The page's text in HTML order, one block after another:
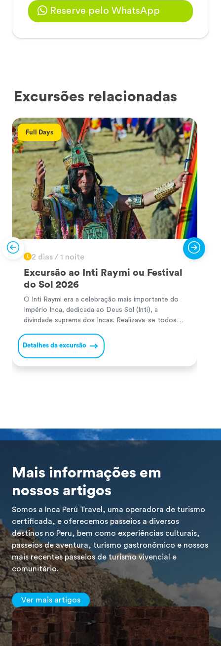
Reserve pelo WhatsApp
Excursões relacionadas
Full Days
2 dias / 1 noite
Excursão ao Inti Raymi ou Festival
do Sol 2026
O Inti Raymi era a celebração mais importante do
Império Inca, dedicada ao Deus Sol (Inti), a
divindade suprema dos Incas. Realizava-se todos
junho) para agradecer pelas colheitas e pedir
prosperidade no novo ciclo agrícola. Durante a
Detalhes da excursão
Mais informações em
nossos artigos
Somos a Inca Perú Travel, uma operadora de turismo
certificada, e oferecemos passeios a diversos
destinos no Peru, bem como experiências culturais,
passeios de aventura, turismo gastronômico e nossos
mais recentes passeios de turismo vivencial e
comunitário.
Ver mais artigos